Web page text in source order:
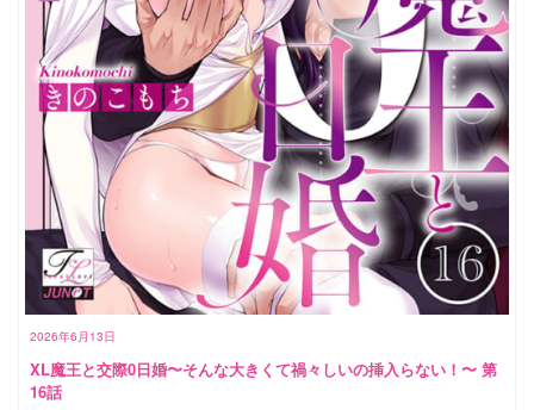
2026年6月13日
XL魔王と交際0日婚〜そんな大きくて禍々しいの挿入らない！〜 第
16話